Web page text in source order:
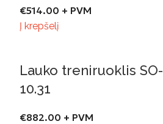
€514.00 + PVM
Į krepšelį
Lauko treniruoklis SO-
10.31
€882.00 + PVM